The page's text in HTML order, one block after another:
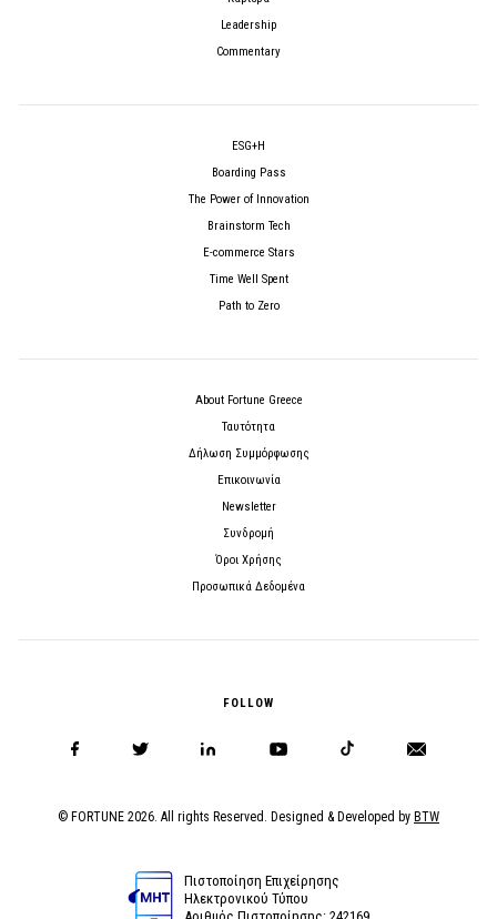
Leadership
Commentary
ESG+H
Boarding Pass
The Power of Innovation
Brainstorm Tech
E-commerce Stars
Time Well Spent
Path to Zero
About Fortune Greece
Ταυτότητα
Δήλωση Συμμόρφωσης
Επικοινωνία
Newsletter
Συνδρομή
Όροι Χρήσης
Προσωπικά Δεδομένα
FOLLOW
© FORTUNE 2026. All rights Reserved. Designed & Developed by BTW
Πιστοποίηση Επιχείρησης
Ηλεκτρονικού Τύπου